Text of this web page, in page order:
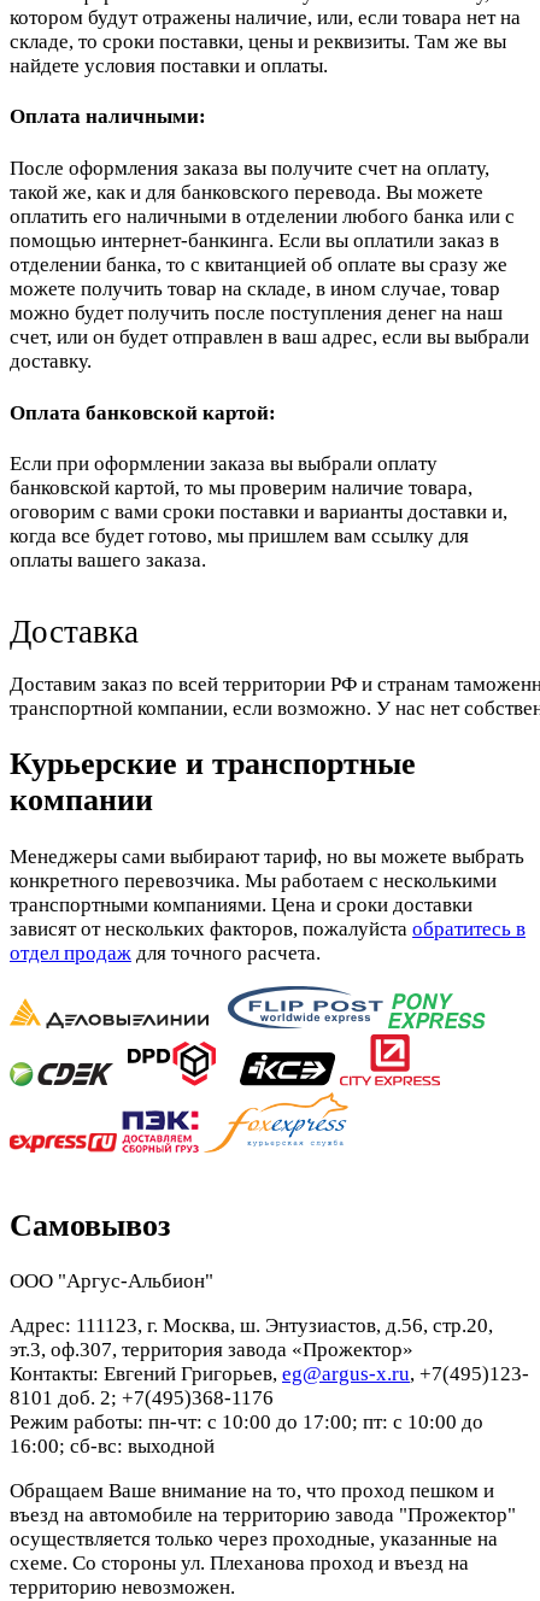
котором будут отражены наличие, или, если товара нет на
складе, то сроки поставки, цены и реквизиты. Там же вы
найдете условия поставки и оплаты.
Оплата наличными:
После оформления заказа вы получите счет на оплату,
такой же, как и для банковского перевода. Вы можете
оплатить его наличными в отделении любого банка или с
помощью интернет-банкинга. Если вы оплатили заказ в
отделении банка, то с квитанцией об оплате вы сразу же
можете получить товар на складе, в ином случае, товар
можно будет получить после поступления денег на наш
счет, или он будет отправлен в ваш адрес, если вы выбрали
доставку.
Оплата банковской картой:
Если при оформлении заказа вы выбрали оплату
банковской картой, то мы проверим наличие товара,
оговорим с вами сроки поставки и варианты доставки и,
когда все будет готово, мы пришлем вам ссылку для
оплаты вашего заказа.
Доставка
Доставим заказ по всей территории РФ и странам
транспортной компании, если возможно. У нас нет
Курьерские и транспортные
компании
Менеджеры сами выбирают тариф, но вы можете выбрать
конкретного перевозчика. Мы работаем с несколькими
транспортными компаниями. Цена и сроки доставки
зависят от нескольких факторов, пожалуйста обратитесь в
отдел продаж для точного расчета.
Самовывоз
ООО "Аргус-Альбион"
Адрес: 111123, г. Москва, ш. Энтузиастов, д.56, стр.20,
эт.3, оф.307, территория завода «Прожектор»
Контакты: Евгений Григорьев, eg@argus-x.ru, +7(495)123-
8101 доб. 2; +7(495)368-1176
Режим работы: пн-чт: с 10:00 до 17:00; пт: с 10:00 до
16:00; сб-вс: выходной
Обращаем Ваше внимание на то, что проход пешком и
въезд на автомобиле на территорию завода "Прожектор"
осуществляется только через проходные, указанные на
схеме. Со стороны ул. Плеханова проход и въезд на
территорию невозможен.